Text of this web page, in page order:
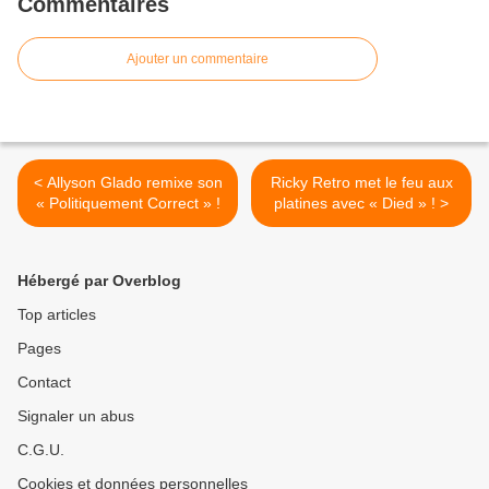
Ajouter un commentaire
< Allyson Glado remixe son
« Politiquement Correct » !
Ricky Retro met le feu aux
platines avec « Died » ! >
Hébergé par Overblog
Top articles
Pages
Contact
Signaler un abus
C.G.U.
Cookies et données personnelles